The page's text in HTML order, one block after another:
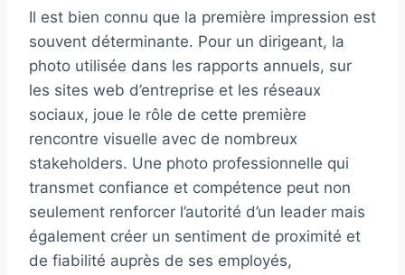
Il est bien connu que la première impression est
souvent déterminante. Pour un dirigeant, la
photo utilisée dans les rapports annuels, sur
les sites web d’entreprise et les réseaux
sociaux, joue le rôle de cette première
rencontre visuelle avec de nombreux
stakeholders. Une photo professionnelle qui
transmet confiance et compétence peut non
seulement renforcer l’autorité d’un leader mais
également créer un sentiment de proximité et
de fiabilité auprès de ses employés,